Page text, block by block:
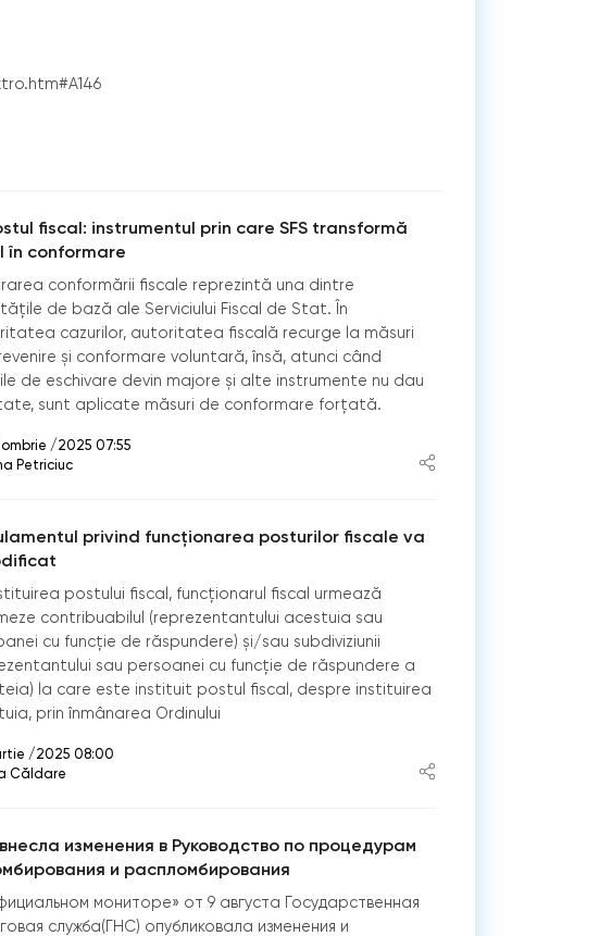
fiscal: instrumentul prin care SFS transformă
în conformare
conformării fiscale reprezintă una dintre
de bază ale Serviciului Fiscal de Stat. În
cazurilor, autoritatea fiscală recurge la măsuri
și conformare voluntară, însă, atunci când
de eschivare devin majore și alte instrumente nu dau
sunt aplicate măsuri de conformare forțată.
/2025 07:55
Petriciuc
privind funcționarea posturilor fiscale va
postului fiscal, funcționarul fiscal urmează
contribuabilul (reprezentantului acestuia sau
cu funcție de răspundere) și/sau subdiviziunii
sau persoanei cu funcție de răspundere a
la care este instituit postul fiscal, despre instituirea
prin înmânarea Ordinului
/2025 08:00
Căldare
изменения в Руководство по процедурам
и распломбирования
мониторе» от 9 августа Государственная
служба(ГНС) опубликовала изменения и